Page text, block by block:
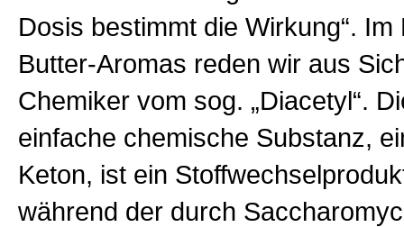
Dosis bestimmt die Wirkung“. Im
Butter-Aromas reden wir aus
Chemiker vom sog. „Diacetyl“.
einfache chemische Substanz,
Keton, ist ein
während der durch